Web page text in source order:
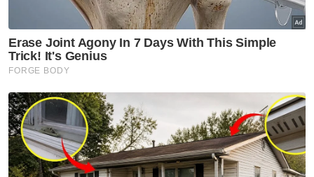
Gajah DAK: Video Amoi gigit
jaring makanan bukan petanda
tekanan - MPT